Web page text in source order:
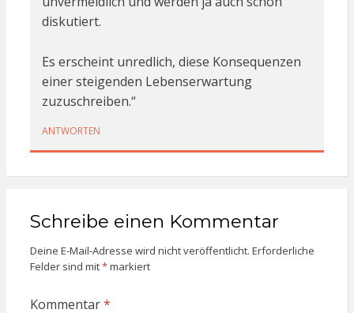
diskutiert.
Es erscheint unredlich, diese Konsequenzen
einer steigenden Lebenserwartung
zuzuschreiben.“
ANTWORTEN
Schreibe einen Kommentar
Deine E-Mail-Adresse wird nicht veröffentlicht. Erforderliche
Felder sind mit*markiert
Kommentar*